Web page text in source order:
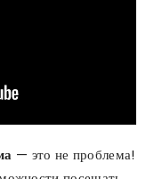
— это не проблема!